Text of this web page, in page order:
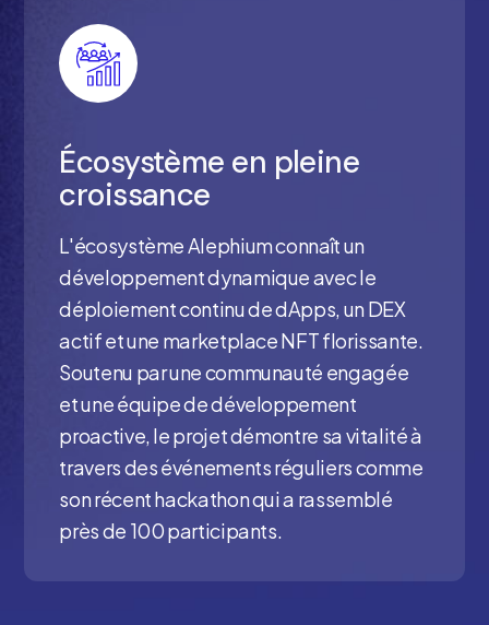
Écosystème en pleine
croissance
L'écosystème Alephium connaît un
développement dynamique avec le
déploiement continu de dApps, un DEX
actif et une marketplace NFT florissante.
Soutenu par une communauté engagée
et une équipe de développement
proactive, le projet démontre sa vitalité à
travers des événements réguliers comme
son récent hackathon qui a rassemblé
près de 100 participants.